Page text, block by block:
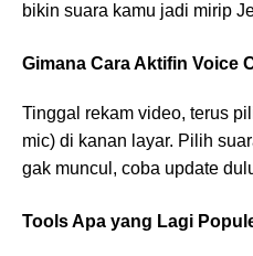
bikin suara kamu jadi mirip
Gimana Cara Aktifin Voice
Tinggal rekam video, terus
mic) di kanan layar. Pilih
gak muncul, coba update
Tools Apa yang Lagi